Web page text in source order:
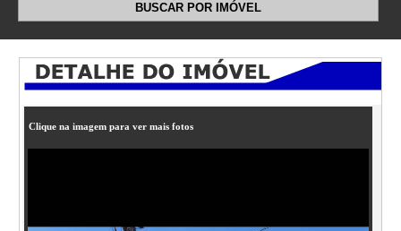
BUSCAR POR IMÓVEL
Clique na imagem para ver mais fotos